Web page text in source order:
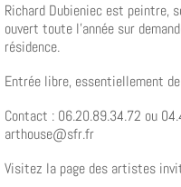
Richard Dubieniec est peintre,
ouvert toute l'année sur
résidence.
Entrée libre, essentiellement
Contact : 06.20.89.34.72 ou
arthouse@sfr.fr
Visitez la page des artistes